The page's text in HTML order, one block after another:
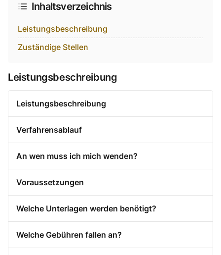
Inhaltsverzeichnis
Leistungsbeschreibung
Zuständige Stellen
Leistungsbeschreibung
Leistungsbeschreibung
Verfahrensablauf
An wen muss ich mich wenden?
Voraussetzungen
Welche Unterlagen werden benötigt?
Welche Gebühren fallen an?